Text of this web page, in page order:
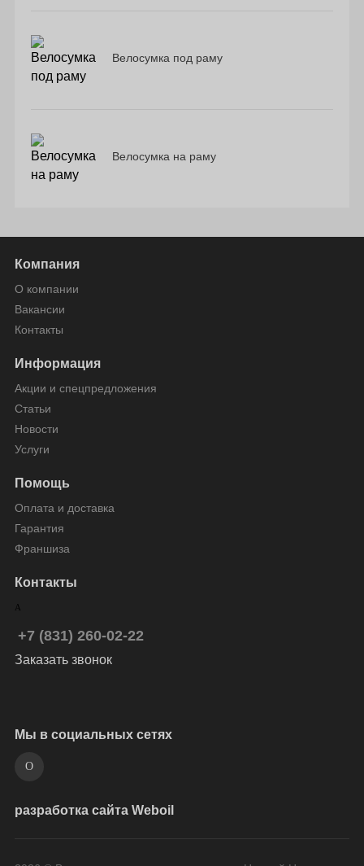
Велосумка под раму
Велосумка на раму
Компания
О компании
Вакансии
Контакты
Информация
Акции и спецпредложения
Статьи
Новости
Услуги
Помощь
Оплата и доставка
Гарантия
Франшиза
Контакты
+7 (831) 260-02-22
Заказать звонок
Мы в социальных сетях
разработка сайта Weboil